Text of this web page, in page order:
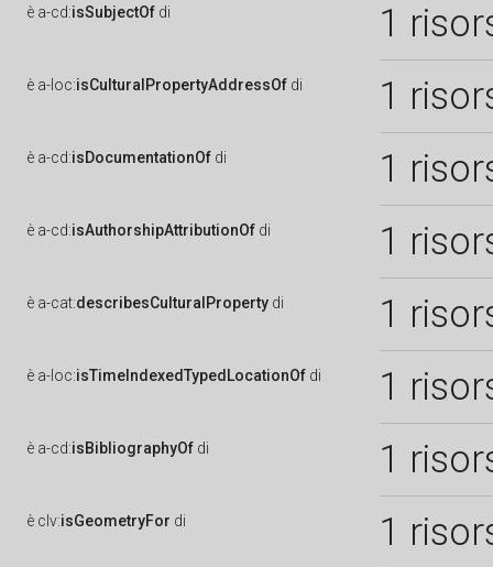
è a-cd:isSubjectOf di 1
è a-loc:isCulturalPropertyAddressOf di 1
è a-cd:isDocumentationOf di 1
è a-cd:isAuthorshipAttributionOf di 1
è a-cat:describesCulturalProperty di 1
è a-loc:isTimeIndexedTypedLocationOf di 1
è a-cd:isBibliographyOf di 1
è clv:isGeometryFor di 1